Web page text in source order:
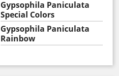
Gypsophila Paniculata
Special Colors
Gypsophila Paniculata
Rainbow